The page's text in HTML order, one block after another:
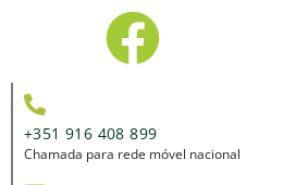
+351 916 408 899
Chamada para rede móvel nacional